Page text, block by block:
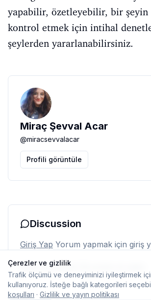
yapabilir, özetleyebilir, bir
kontrol etmek için intihal
şeylerden yararlanabilirsiniz.
Miraç Şevval Acar
@miracsevvalacar
Profili görüntüle
Discussion
Giriş Yap Yorum yapmak için giriş
Henüz yorum yok. İlk yorumu siz yapın.
Çerezler ve gizlilik
Trafik ölçümü ve deneyiminizi iyileştirmek
kullanıyoruz. İsteğe bağlı kategorileri
koşulları · Gizlilik ve yayın politikası